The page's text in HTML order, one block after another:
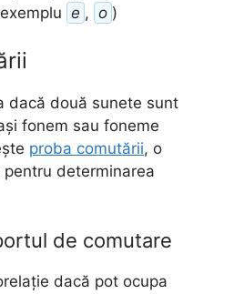
e , o )
dacă două sunete sunt
fonem sau foneme
proba comutării, o
determinarea
de comutare
dacă pot ocupa